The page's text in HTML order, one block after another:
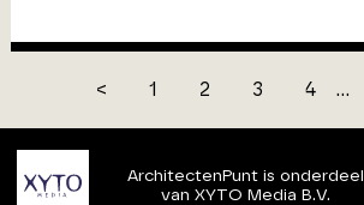
< 1 2 3 4 ...
ArchitectenPunt is onderdeel
van XYTO Media B.V.